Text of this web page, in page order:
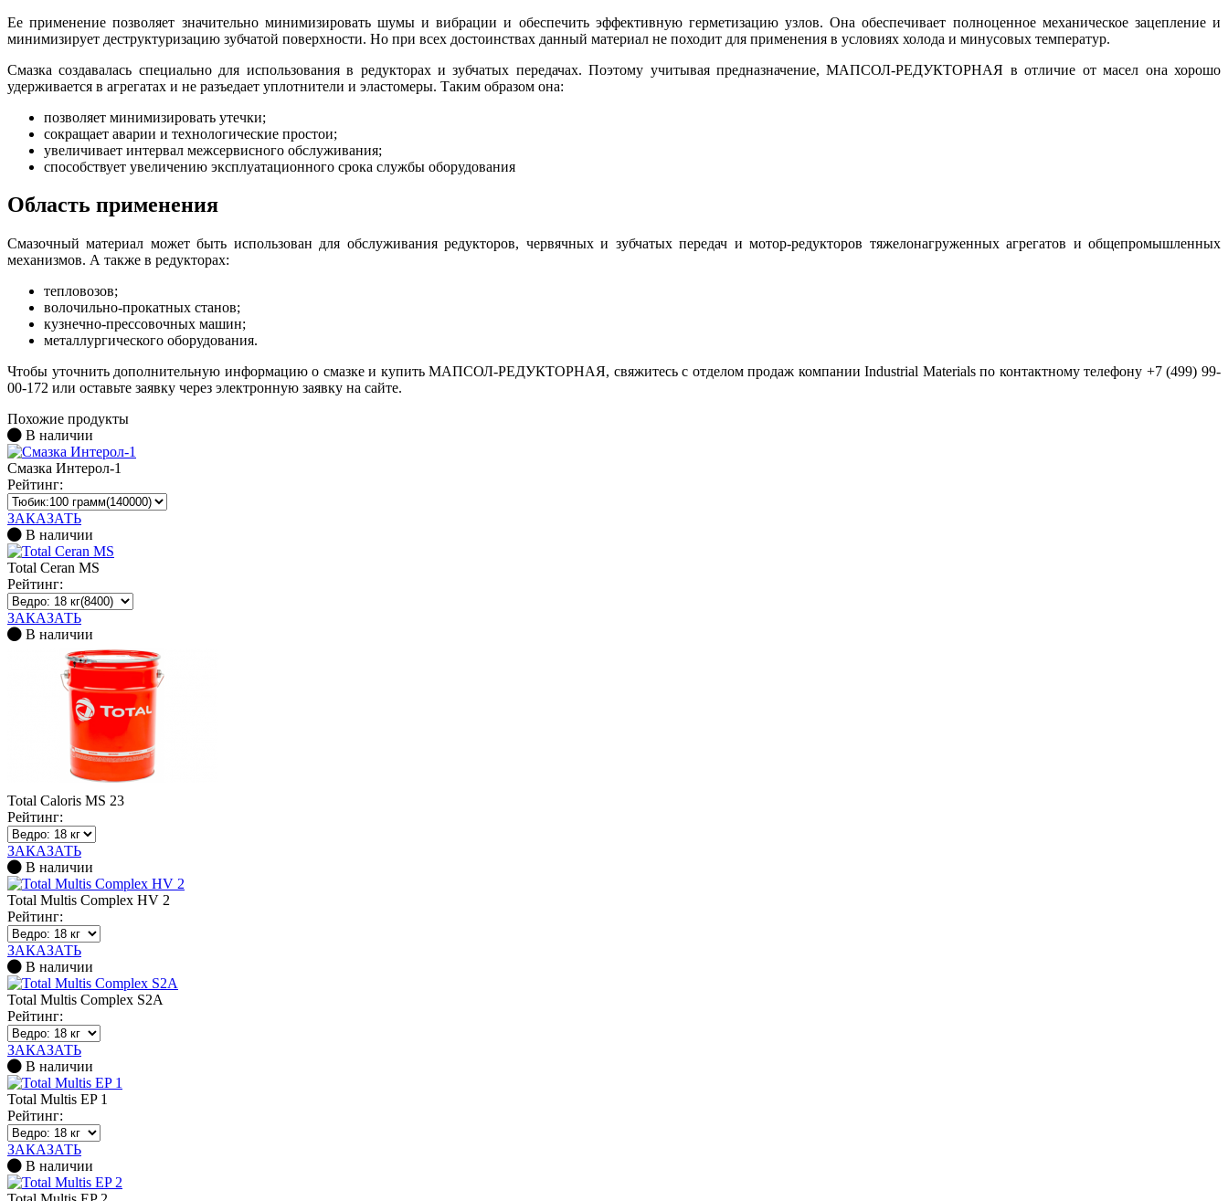
Ее применение позволяет значительно минимизировать шумы и вибрации и обеспечить эффективную герметизацию узлов. Она обеспечивает полноценное механическое зацепление и
минимизирует деструктуризацию зубчатой поверхности. Но при всех достоинствах данный материал не походит для применения в условиях холода и минусовых температур.
Смазка создавалась специально для использования в редукторах и зубчатых передачах. Поэтому учитывая предназначение, МАПСОЛ-РЕДУКТОРНАЯ в отличие от масел она хорошо
удерживается в агрегатах и не разъедает уплотнители и эластомеры. Таким образом она:
позволяет минимизировать утечки;
сокращает аварии и технологические простои;
увеличивает интервал межсервисного обслуживания;
способствует увеличению эксплуатационного срока службы оборудования
Область применения
Смазочный материал может быть использован для обслуживания редукторов, червячных и зубчатых передач и мотор-редукторов тяжелонагруженных агрегатов и общепромышленных
механизмов. А также в редукторах:
тепловозов;
волочильно-прокатных станов;
кузнечно-прессовочных машин;
металлургического оборудования.
Чтобы уточнить дополнительную информацию о смазке и купить МАПСОЛ-РЕДУКТОРНАЯ, свяжитесь с отделом продаж компании Industrial Materials по контактному телефону +7 (499) 99-
00-172 или оставьте заявку через электронную заявку на сайте.
Похожие продукты
В наличии
Смазка Интерол-1
Рейтинг:
ЗАКАЗАТЬ
В наличии
Total Ceran MS
Рейтинг:
ЗАКАЗАТЬ
В наличии
Total Caloris MS 23
Рейтинг:
ЗАКАЗАТЬ
В наличии
Total Multis Complex HV 2
Рейтинг:
ЗАКАЗАТЬ
В наличии
Total Multis Complex S2A
Рейтинг:
ЗАКАЗАТЬ
В наличии
Total Multis EP 1
Рейтинг:
ЗАКАЗАТЬ
В наличии